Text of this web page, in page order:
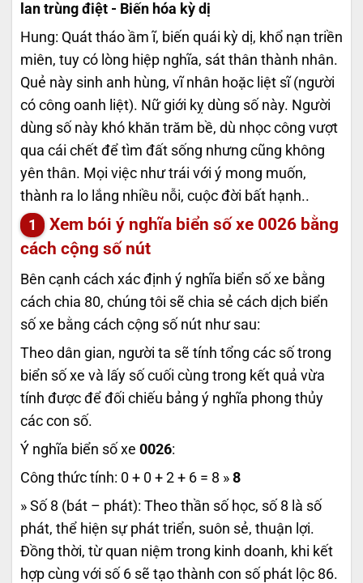
lan trùng điệt - Biến hóa kỳ dị
Hung: Quát tháo ầm ĩ, biến quái kỳ dị, khổ nạn triền
miên, tuy có lòng hiệp nghĩa, sát thân thành nhân.
Quẻ này sinh anh hùng, vĩ nhân hoặc liệt sĩ (người
có công oanh liệt). Nữ giới kỵ dùng số này. Người
dùng số này khó khăn trăm bề, dù nhọc công vượt
qua cái chết để tìm đất sống nhưng cũng không
yên thân. Mọi việc như trái với ý mong muốn,
thành ra lo lắng nhiều nỗi, cuộc đời bất hạnh..
Xem bói ý nghĩa biển số xe 0026 bằng
cách cộng số nút
Bên cạnh cách xác định ý nghĩa biển số xe bằng
cách chia 80, chúng tôi sẽ chia sẻ cách dịch biển
số xe bằng cách cộng số nút như sau:
Theo dân gian, người ta sẽ tính tổng các số trong
biển số xe và lấy số cuối cùng trong kết quả vừa
tính được để đối chiếu bảng ý nghĩa phong thủy
các con số.
Ý nghĩa biển số xe 0026:
Công thức tính: 0 + 0 + 2 + 6 = 8 » 8
» Số 8 (bát – phát): Theo thần số học, số 8 là số
phát, thể hiện sự phát triển, suôn sẻ, thuận lợi.
Đồng thời, từ quan niệm trong kinh doanh, khi kết
hợp cùng với số 6 sẽ tạo thành con số phát lộc 86.